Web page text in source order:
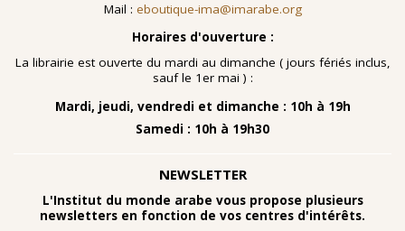
En 2021, le musée de l'IMA reçoit une généreuse donation
: un ensemble d'archives, de céramiques peintes et de
nombreuses planches dessinées à la gouache, exécutées
à la fin des année 1960 au cours d'ateliers de
menés à l'hôpital psychiatrique de Blida-
emblématique de Frantz Fanon.
Mail : eboutique-ima@imarabe.org
Horaires d'ouverture :
La librairie est ouverte du mardi au dimanche ( jours fériés inclus,
sauf le 1er mai ) :
Mardi, jeudi, vendredi et dimanche : 10h à 19h
Samedi : 10h à 19h30
NEWSLETTER
L'Institut du monde arabe vous propose plusieurs
newsletters en fonction de vos centres d'intérêts.